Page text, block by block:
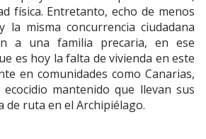
física. Entretanto, echo de menos
la misma concurrencia ciudadana
a una familia precaria, en ese
es hoy la falta de vivienda en este
en comunidades como Canarias,
mantenido que llevan sus
de ruta en el Archipiélago.